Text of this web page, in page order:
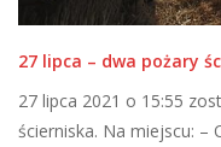
27 lipca – dwa pożary
27 lipca 2021 o 15:55
ścierniska. Na miejscu: –